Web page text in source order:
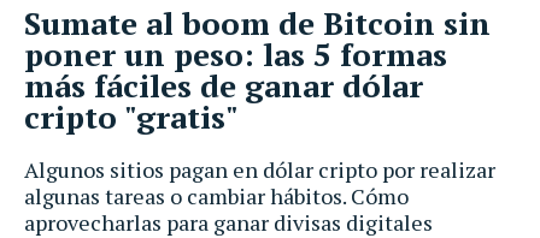
Algunos sitios pagan en dólar cripto por realizar
algunas tareas o cambiar hábitos. Cómo
aprovecharlas para ganar divisas digitales
Sumate al boom de Bitcoin sin
poner un peso: las 5 formas
más fáciles de ganar dólar
cripto "gratis"